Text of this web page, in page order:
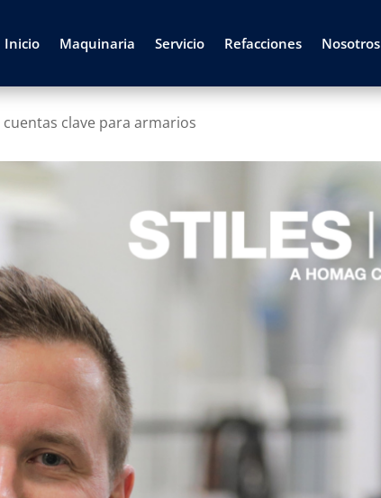
Inicio Maquinaria Servicio Refacciones Nosotros
clave para armarios